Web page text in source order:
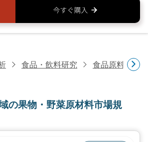
食品・飲料研究 食品原料・食
の果物・野菜原材料市場規